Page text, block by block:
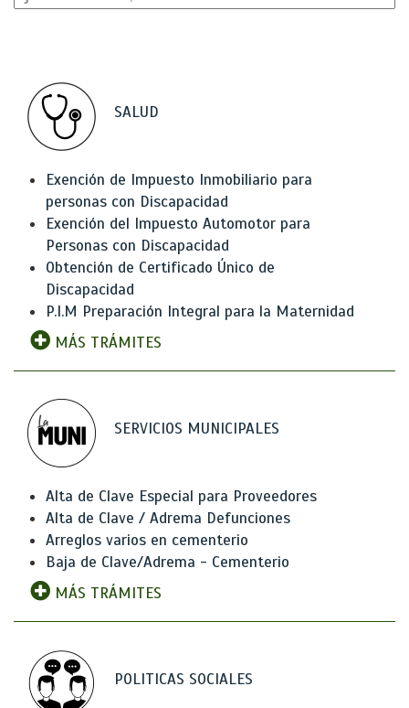
SALUD
Exención de Impuesto Inmobiliario para
personas con Discapacidad
Exención del Impuesto Automotor para
Personas con Discapacidad
Obtención de Certificado Único de
Discapacidad
P.I.M Preparación Integral para la Maternidad
MÁS TRÁMITES
SERVICIOS MUNICIPALES
Alta de Clave Especial para Proveedores
Alta de Clave / Adrema Defunciones
Arreglos varios en cementerio
Baja de Clave/Adrema - Cementerio
MÁS TRÁMITES
POLITICAS SOCIALES